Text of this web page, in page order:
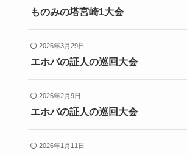
ものみの塔宮崎1大会
2026年3月29日
エホバの証人の巡回大会
2026年2月9日
エホバの証人の巡回大会
2026年1月11日